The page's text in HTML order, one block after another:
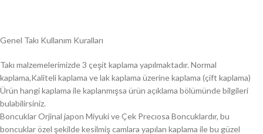
Genel Takı Kullanım Kuralları
Takı malzemelerimizde 3 çeşit kaplama yapılmaktadır. Normal
kaplama,Kaliteli kaplama ve lak kaplama üzerine kaplama (çift kaplama)
Ürün hangi kaplama ile kaplanmışsa ürün açıklama bölümünde bilgileri
bulabilirsiniz.
Boncuklar Orjinal japon Miyuki ve Çek Precıosa Boncuklardır, bu
boncuklar özel şekilde kesilmiş camlara yapılan kaplama ile bu güzel